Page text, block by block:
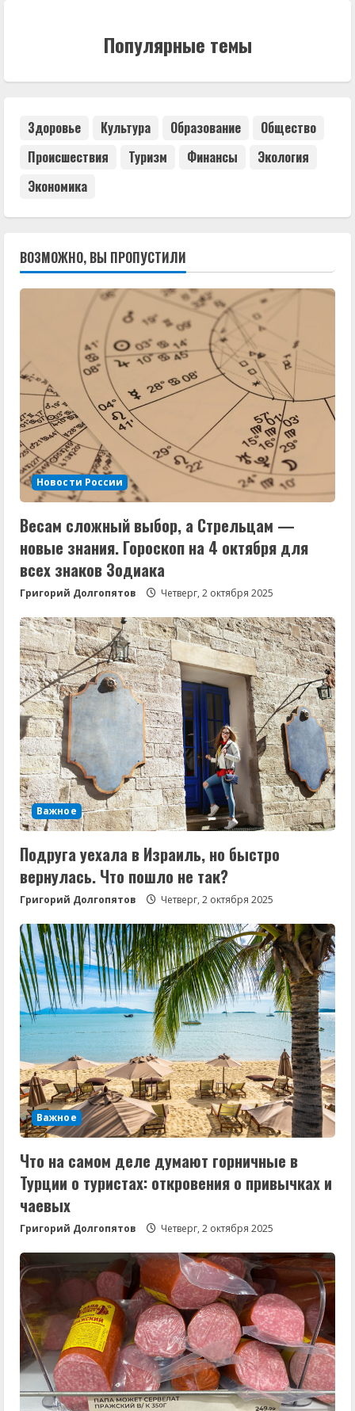
Популярные темы
Здоровье Культура Образование
Общество
Происшествия
Туризм Финансы
Экология
Экономика
ВОЗМОЖНО, ВЫ ПРОПУСТИЛИ
Новости России
Весам сложный выбор, а Стрельцам —
новые знания. Гороскоп на 4 октября для
всех знаков Зодиака
Григорий Долгопятов Четверг, 2 октября 2025
Важное
Подруга уехала в Израиль, но быстро
вернулась. Что пошло не так?
Григорий Долгопятов Четверг, 2 октября 2025
Важное
Что на самом деле думают горничные в
Турции о туристах: откровения о привычках и
чаевых
Григорий Долгопятов Четверг, 2 октября 2025